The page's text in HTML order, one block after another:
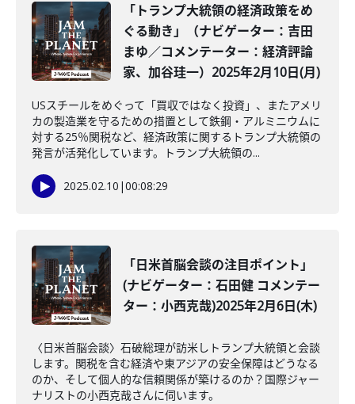
「トランプ大統領の経済政策をめ
ぐる動き」（ナビゲーター：吉田
まゆ／コメンテーター：経済評論
家、加谷珪一）2025年2月10日(月)
USスチールをめぐって「買収ではなく投資」、またアメリ
カの製造業を守るための措置として鉄鋼・アルミニウムに
対する25％関税など、経済政策に関するトランプ大統領の
発言が活発化しています。トランプ大統領の...
2025.02.10 |00:08:29
「日米首脳会談の注目ポイント」
(ナビゲーター：石田健 コメンテー
ター：小西克哉)2025年2月6日(木)
〈日米首脳会談〉石破総理が訪米しトランプ大統領と会談
します。関税を含む経済や東アジアの安全保障はどうなる
のか、そして個人的な信頼関係が築けるのか？国際ジャー
ナリストの小西克哉さんに伺います。